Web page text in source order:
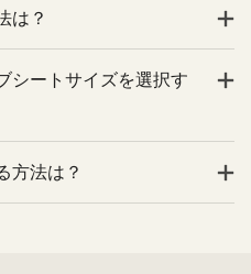
は？
シートサイズを選択す
方法は？